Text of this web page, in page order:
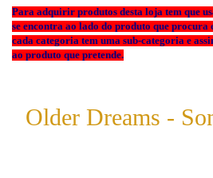
Para adquirir produtos desta loja tem que
se encontra ao lado do produto que procura
cada categoria tem uma sub-categoria e
ao produto que pretende.
Older Dreams -